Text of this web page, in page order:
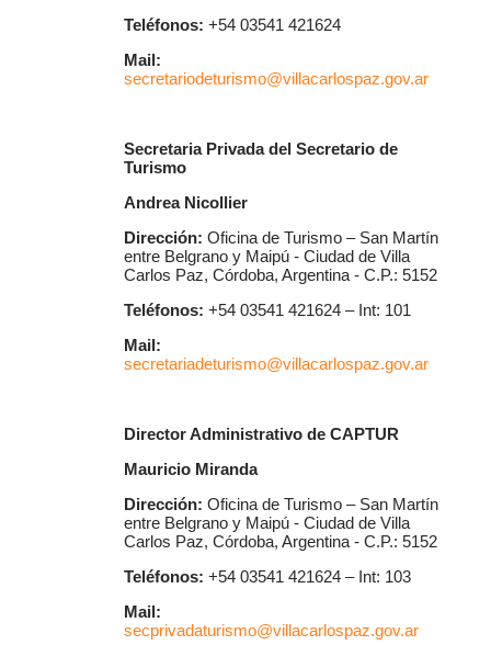
Teléfonos:+54 03541 421624
Mail:
secretariodeturismo@villacarlospaz.gov.ar
Secretaria Privada del Secretario de
Turismo
Andrea Nicollier
Dirección: Oficina de Turismo – San Martín
entre Belgrano y Maipú - Ciudad de Villa
Carlos Paz, Córdoba, Argentina - C.P.: 5152
Teléfonos:+54 03541 421624 – Int: 101
Mail:
secretariadeturismo@villacarlospaz.gov.ar
Director Administrativo de CAPTUR
Mauricio Miranda
Dirección: Oficina de Turismo – San Martín
entre Belgrano y Maipú - Ciudad de Villa
Carlos Paz, Córdoba, Argentina - C.P.: 5152
Teléfonos:+54 03541 421624 – Int: 103
Mail:
secprivadaturismo@villacarlospaz.gov.ar